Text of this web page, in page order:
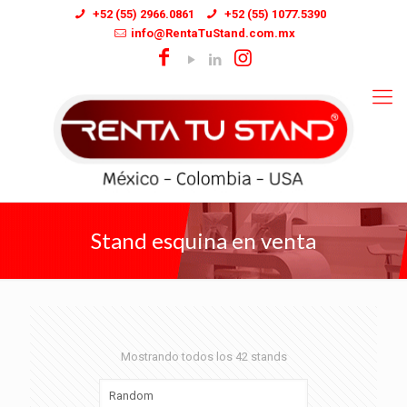
+52 (55) 2966.0861
+52 (55) 1077.5390
info@RentaTuStand.com.mx
Stand esquina en venta
Mostrando todos los 42 stands